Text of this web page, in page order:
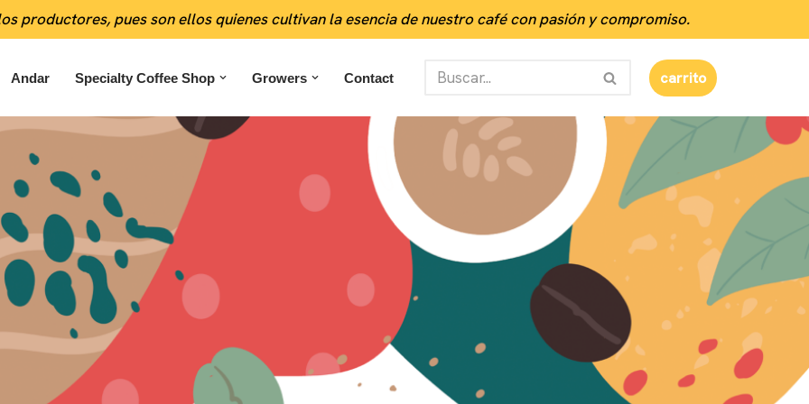
productores, pues son ellos quienes cultivan la esencia de nuestro café con pasión y compromiso.
Andar Specialty Coffee Shop Growers Contact carrito